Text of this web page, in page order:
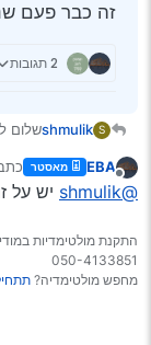
זה כבר פעם
2 תגובות
S
shmulikשלום
היתר
לא
,
מנותק
EBA מאסטר
@shmulik יש על
התקנת מולטימדיות
050-4133851
מחפש מולטימדיה?